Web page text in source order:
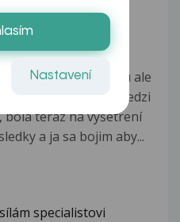
moja sestra na
na maternici, po
ze je uz v poriadku ale
asi tak v polovici medzi
bola teraz na vyšetrení
a ja sa bojim aby...
specialistovi
Nastavení